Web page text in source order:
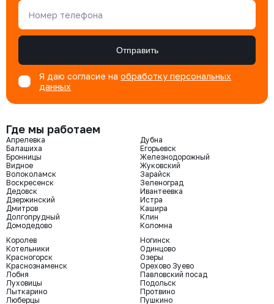
Номер телефона
Отправить
Я даю согласие на обработку персональных
данных
Где мы работаем
Апрелевка
Балашиха
Бронницы
Видное
Волоколамск
Воскресенск
Дедовск
Дзержинский
Дмитров
Долгопрудный
Домодедово
Дубна
Егорьевск
Железнодорожный
Жуковский
Зарайск
Зеленоград
Ивантеевка
Истра
Кашира
Клин
Коломна
Королев
Котельники
Красногорск
Краснознаменск
Лобня
Луховицы
Лыткарино
Люберцы
Ногинск
Одинцово
Озеры
Орехово Зуево
Павловский посад
Подольск
Протвино
Пушкино